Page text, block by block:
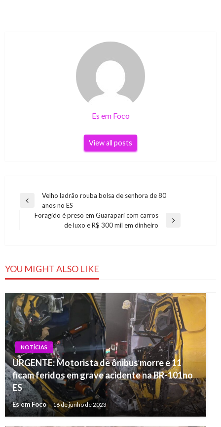
Es em Foco
View all posts
Navegação
Previous
Velho ladrão rouba bolsa de senhora de 80
anos no ES
Foragido é preso em Guarapari com carros
de luxo e R$ 300 mil em dinheiro
YOU MIGHT ALSO LIKE
NOTÍCIAS
URGENTE: Motorista de ônibus morre e 11
ficam feridos em grave acidente na BR-101no
ES
Es em Foco 16 de junho de 2023